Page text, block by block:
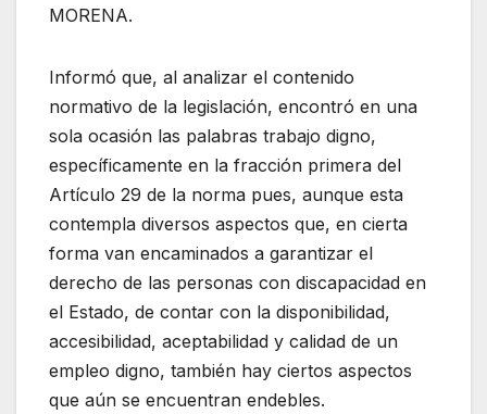
MORENA.
Informó que, al analizar el contenido
normativo de la legislación, encontró en una
sola ocasión las palabras trabajo digno,
específicamente en la fracción primera del
Artículo 29 de la norma pues, aunque esta
contempla diversos aspectos que, en cierta
forma van encaminados a garantizar el
derecho de las personas con discapacidad en
el Estado, de contar con la disponibilidad,
accesibilidad, aceptabilidad y calidad de un
empleo digno, también hay ciertos aspectos
que aún se encuentran endebles.